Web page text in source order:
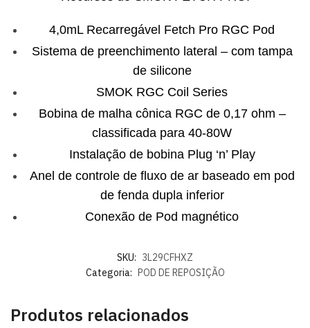
4,0mL Recarregável Fetch Pro RGC Pod
Sistema de preenchimento lateral – com tampa
de silicone
SMOK RGC Coil Series
Bobina de malha cônica RGC de 0,17 ohm –
classificada para 40-80W
Instalação de bobina Plug ‘n’ Play
Anel de controle de fluxo de ar baseado em pod
de fenda dupla inferior
Conexão de Pod magnético
SKU: 3L29CFHXZ
Categoria:
POD DE REPOSIÇÃO
Produtos relacionados